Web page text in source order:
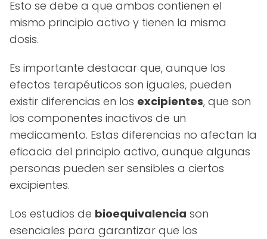
Esto se debe a que ambos contienen el
mismo principio activo y tienen la misma
dosis.
Es importante destacar que, aunque los
efectos terapéuticos son iguales, pueden
existir diferencias en los excipientes, que son
los componentes inactivos de un
medicamento. Estas diferencias no afectan la
eficacia del principio activo, aunque algunas
personas pueden ser sensibles a ciertos
excipientes.
Los estudios de bioequivalencia son
esenciales para garantizar que los